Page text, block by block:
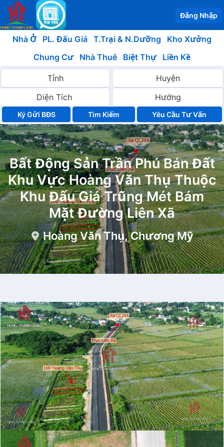
Đăng Nhập
Nhà Ở PL. Đấu Giá T.Trại & N.Dưỡng
Kho Xưởng
Chung Cư
Nhà Thuê Biệt Thự Liền Kề
Ký Gửi BĐS Yêu Cầu Tư Vấn
Bất Động Sản Trần Phú Bán Đất
Khu Vực Hoàng Văn Thụ Thuộc
Khu Đấu Giá Trũng Mét Bám
Mặt Đường Liên Xã
Hoàng Văn Thụ, Chương Mỹ